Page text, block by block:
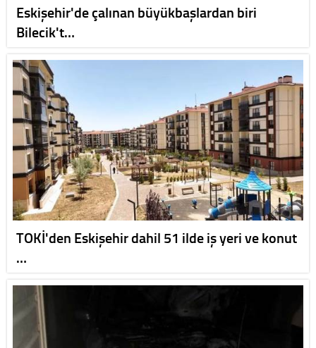
Eskişehir'de çalınan büyükbaşlardan biri
Bilecik't…
TOKİ'den Eskişehir dahil 51 ilde iş yeri ve konut
…